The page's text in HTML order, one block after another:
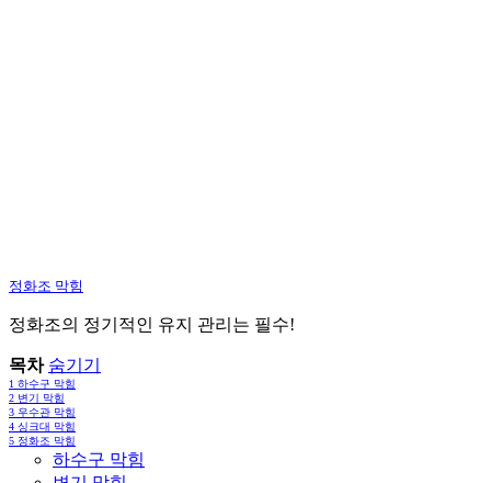
정화조 막힘
정화조의 정기적인 유지 관리는 필수!
목차 숨기기
1 하수구 막힘
2 변기 막힘
3 우수관 막힘
4 싱크대 막힘
5 정화조 막힘
하수구 막힘